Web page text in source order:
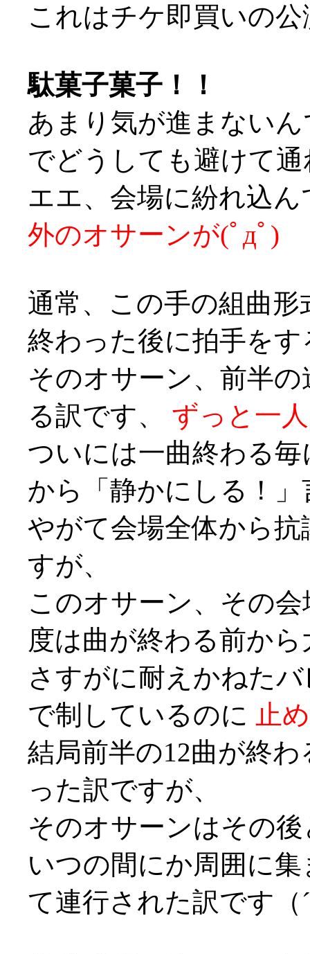
これはチケ即買いの
駄菓子菓子！！
あまり気が進まない
でどうしても避けて
エエ、会場に紛れ込
外のオサーンが(ﾟдﾟ)
通常、この手の組曲
終わった後に拍手を
そのオサーン、前半
る訳です、 ずっと一
ついには一曲終わる
から「静かにしる！」
やがて会場全体から
すが、
このオサーン、その
度は曲が終わる前か
さすがに耐えかねた
で制しているのに 止
結局前半の12曲が終
った訳ですが、
そのオサーンはその
いつの間にか周囲に
て連行された訳です（